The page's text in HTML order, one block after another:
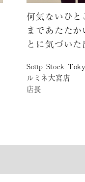
何気ないひ
まであたた
とに気づいた
Soup Stock
ルミネ大宮店
店長